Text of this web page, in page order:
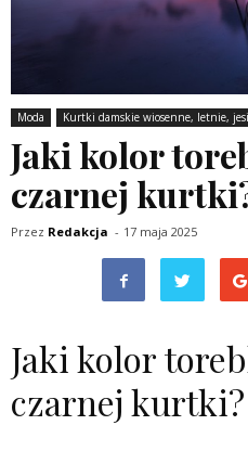
Moda Kurtki damskie wiosenne, letnie,
Jaki kolor
czarnej
Przez Redakcja - 17 maja 2025
Jaki kolor
czarnej kurtki?